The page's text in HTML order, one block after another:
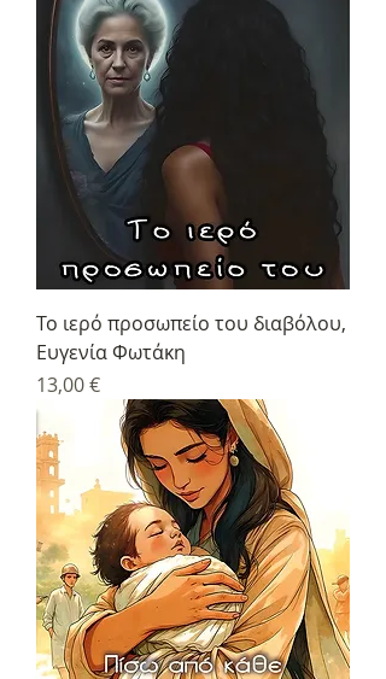
Το ιερό προσωπείο του διαβόλου,
Ευγενία Φωτάκη
Τιμή
13,00 €